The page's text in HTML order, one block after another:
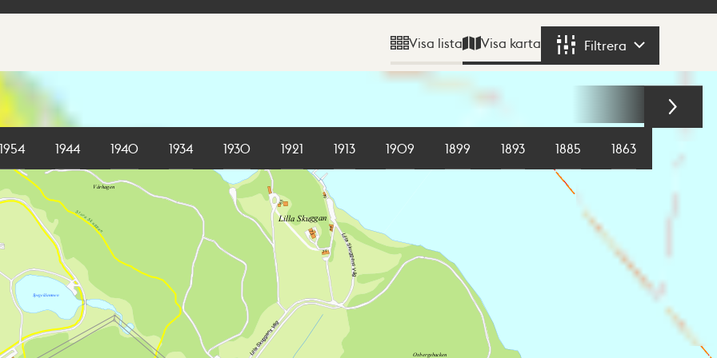
Visa lista Visa karta Filtrera
1954 1944 1940 1934 1930 1921 1913 1909 1899 1893 1885 1863